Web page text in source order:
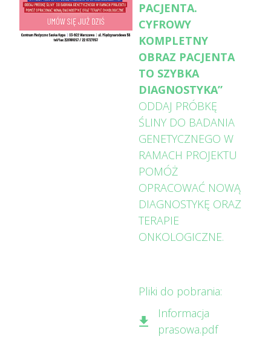
PACJENTA.
CYFROWY
KOMPLETNY
OBRAZ PACJENTA
TO SZYBKA
DIAGNOSTYKA”
ODDAJ PRÓBKĘ
ŚLINY DO BADANIA
GENETYCZNEGO W
RAMACH PROJEKTU
POMÓŻ
OPRACOWAĆ NOWĄ
DIAGNOSTYKĘ ORAZ
TERAPIE
ONKOLOGICZNE.
Pliki do pobrania:
Informacja
prasowa.pdf